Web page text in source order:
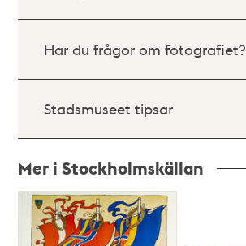
Har du frågor om fotografiet?
Stadsmuseet tipsar
Mer i Stockholmskällan
Relaterade
poster
och